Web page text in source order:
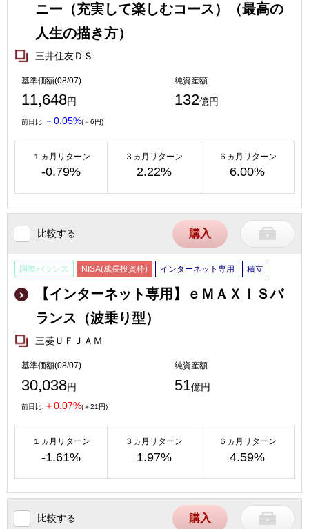
ニー（充実して楽しむコース）（最高の
人生の描き方）
三井住友ＤＳ
基準価額(08/07)
11,648円
純資産額
132億円
前日比: －0.05%(－6円)
１ヵ月リターン
-0.79%
３ヵ月リターン
2.22%
６ヵ月リターン
6.00%
比較する 購入
国際バランス NISA(成長投資枠) インターネット専用 積立
【インターネット専用】ｅＭＡＸＩＳバ
ランス（波乗り型）
三菱ＵＦＪＡＭ
基準価額(08/07)
30,038円
純資産額
51億円
前日比: ＋0.07%(＋21円)
１ヵ月リターン
-1.61%
３ヵ月リターン
1.97%
６ヵ月リターン
4.59%
比較する 購入